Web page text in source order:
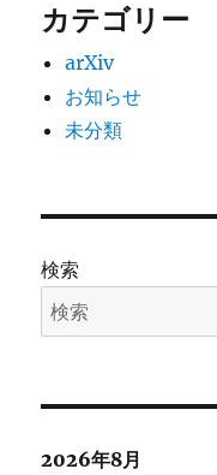
カテゴリー
arXiv
お知らせ
未分類
検索
2026年8月